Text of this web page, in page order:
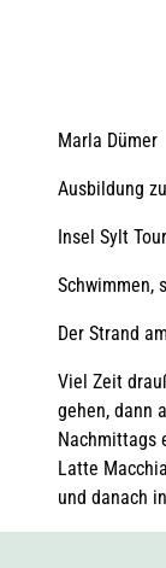
Marla Dümer
Ausbildung
Insel Sylt
Schwimmen,
Der Strand
Viel Zeit
gehen, dann
Nachmittags
Latte
und danach